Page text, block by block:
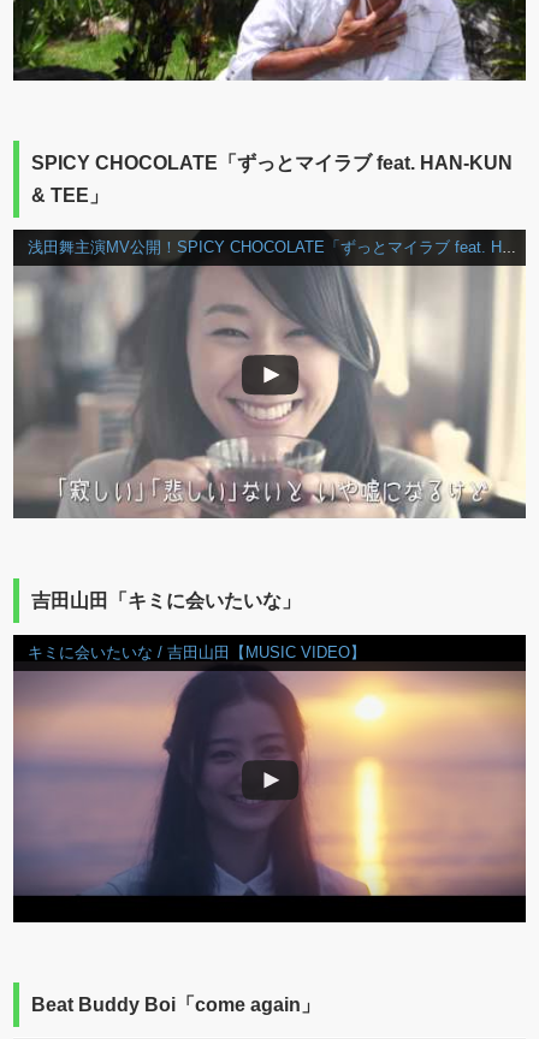
SPICY CHOCOLATE「ずっとマイラブ feat. HAN-KUN
& TEE」
浅田舞主演MV公開！SPICY CHOCOLATE「ずっとマイラブ feat. HAN-KUN & TEE」 [スパイシーチョコレート]
吉田山田「キミに会いたいな」
キミに会いたいな / 吉田山田【MUSIC VIDEO】
Beat Buddy Boi「come again」